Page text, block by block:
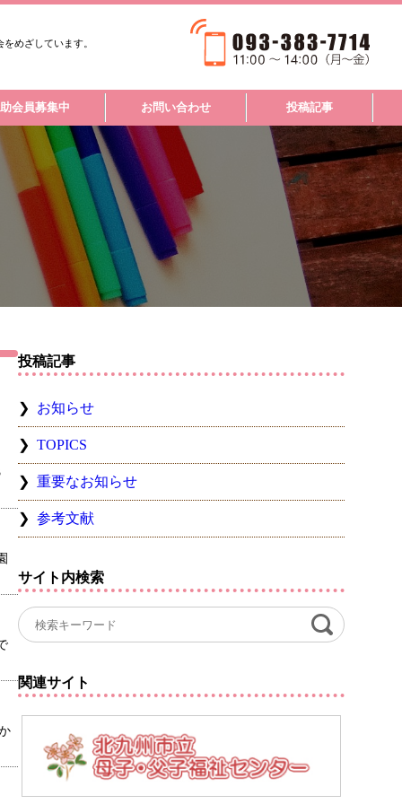
めざしています。
会員募集中 お問い合わせ 投稿記事
参考文献
投稿記事
お知らせ
TOPICS
重要なお知らせ
参考文献
サイト内検索
関連サイト